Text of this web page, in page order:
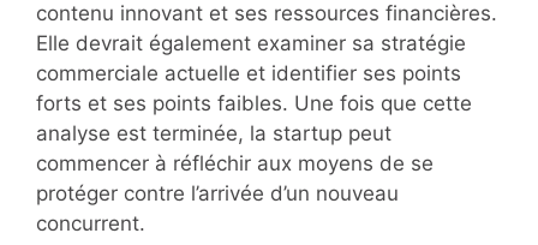
contenu innovant et ses ressources financières.
Elle devrait également examiner sa stratégie
commerciale actuelle et identifier ses points
forts et ses points faibles. Une fois que cette
analyse est terminée, la startup peut
commencer à réfléchir aux moyens de se
protéger contre l’arrivée d’un nouveau
concurrent.